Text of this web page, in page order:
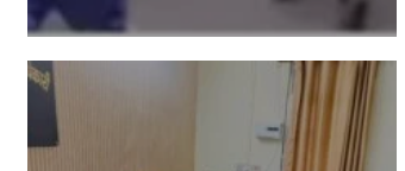
Amit Lekh